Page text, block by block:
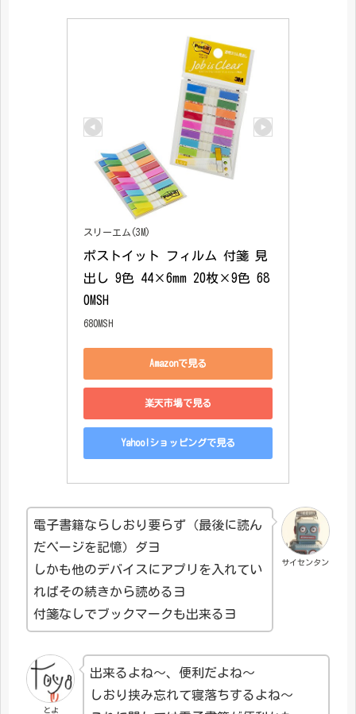
スリーエム(3M)
ポストイット フィルム 付箋 見
出し 9色 44×6mm 20枚×9色 68
0MSH
680MSH
Amazonで見る
楽天市場で見る
Yahoo!ショッピングで見る
サイセンタン
電子書籍ならしおり要らず（最後に読ん
だページを記憶）ダヨ
しかも他のデバイスにアプリを入れてい
ればその続きから読めるヨ
付箋なしでブックマークも出来るヨ
とよ
出来るよね～、便利だよね～
しおり挟み忘れて寝落ちするよね～